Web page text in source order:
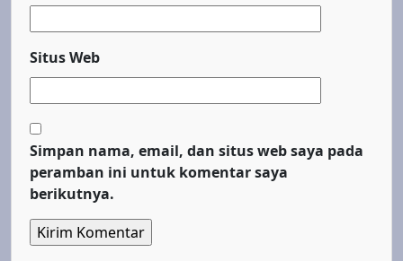
Situs Web
Simpan nama, email, dan situs web saya pada
peramban ini untuk komentar saya
berikutnya.